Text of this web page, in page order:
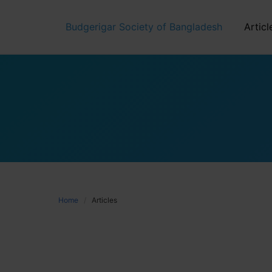
Budgerigar Society of Bangladesh
Home Articles